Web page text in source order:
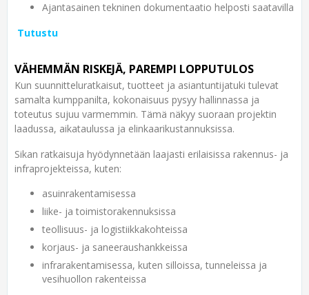
Ajantasainen tekninen dokumentaatio helposti saatavilla
Tutustu
VÄHEMMÄN RISKEJÄ, PAREMPI LOPPUTULOS
Kun suunnitteluratkaisut, tuotteet ja asiantuntijatuki tulevat
samalta kumppanilta, kokonaisuus pysyy hallinnassa ja
toteutus sujuu varmemmin. Tämä näkyy suoraan projektin
laadussa, aikataulussa ja elinkaarikustannuksissa.
Sikan ratkaisuja hyödynnetään laajasti erilaisissa rakennus- ja
infraprojekteissa, kuten:
asuinrakentamisessa
liike- ja toimistorakennuksissa
teollisuus- ja logistiikkakohteissa
korjaus- ja saneeraushankkeissa
infrarakentamisessa, kuten silloissa, tunneleissa ja
vesihuollon rakenteissa